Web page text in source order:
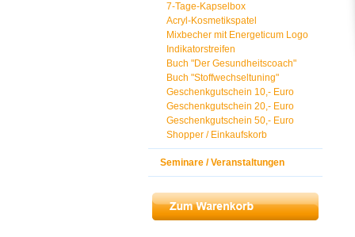
7-Tage-Kapselbox
Acryl-Kosmetikspatel
Mixbecher mit Energeticum Logo
Indikatorstreifen
Buch "Der Gesundheitscoach"
Buch "Stoffwechseltuning"
Geschenkgutschein 10,- Euro
Geschenkgutschein 20,- Euro
Geschenkgutschein 50,- Euro
Shopper / Einkaufskorb
Seminare / Veranstaltungen